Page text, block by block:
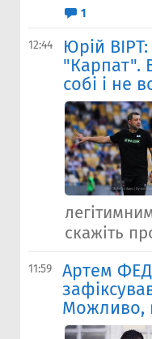
1
12:44
Юрій
"Карпат".
собі і не
скажіть
11:59
Артем
Можливо,